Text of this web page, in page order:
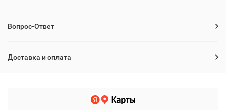
Вопрос-Ответ
Доставка и оплата